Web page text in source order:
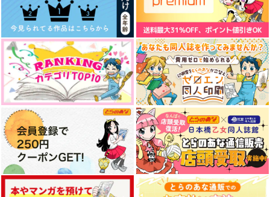
作品詳細 作品詳細 作品詳細
今日は折れてもいい日
だから
傷の記憶
こんがらがる
純情レムナンツ
はっぴ～マインド